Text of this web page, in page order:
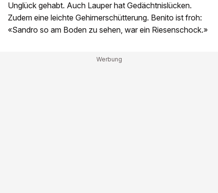
Unglück gehabt. Auch Lauper hat Gedächtnislücken.
Zudem eine leichte Gehirnerschütterung. Benito ist froh:
«Sandro so am Boden zu sehen, war ein Riesenschock.»